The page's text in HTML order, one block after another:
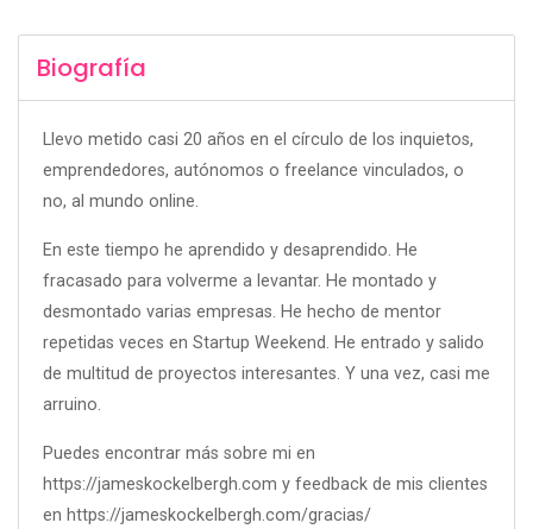
Biografía
Llevo metido casi 20 años en el círculo de los inquietos,
emprendedores, autónomos o freelance vinculados, o
no, al mundo online.
En este tiempo he aprendido y desaprendido. He
fracasado para volverme a levantar. He montado y
desmontado varias empresas. He hecho de mentor
repetidas veces en Startup Weekend. He entrado y salido
de multitud de proyectos interesantes. Y una vez, casi me
arruino.
Puedes encontrar más sobre mi en
https://jameskockelbergh.com y feedback de mis clientes
en https://jameskockelbergh.com/gracias/